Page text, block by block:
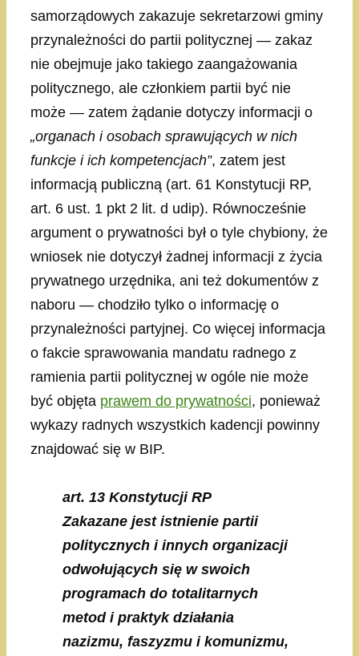
samorządowych zakazuje sekretarzowi gminy
przynależności do partii politycznej — zakaz
nie obejmuje jako takiego zaangażowania
politycznego, ale członkiem partii być nie
może — zatem żądanie dotyczy informacji o
„organach i osobach sprawujących w nich
funkcje i ich kompetencjach”, zatem jest
informacją publiczną (art. 61 Konstytucji RP,
art. 6 ust. 1 pkt 2 lit. d udip). Równocześnie
argument o prywatności był o tyle chybiony, że
wniosek nie dotyczył żadnej informacji z życia
prywatnego urzędnika, ani też dokumentów z
naboru — chodziło tylko o informację o
przynależności partyjnej. Co więcej informacja
o fakcie sprawowania mandatu radnego z
ramienia partii politycznej w ogóle nie może
być objęta prawem do prywatności, ponieważ
wykazy radnych wszystkich kadencji powinny
znajdować się w BIP.
art. 13 Konstytucji RP
Zakazane jest istnienie partii
politycznych i innych organizacji
odwołujących się w swoich
programach do totalitarnych
metod i praktyk działania
nazizmu, faszyzmu i komunizmu,